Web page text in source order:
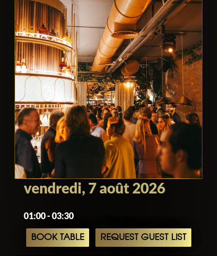
vendredi, 7 août 2026
01:00 - 03:30
BOOK TABLE REQUEST GUEST LIST